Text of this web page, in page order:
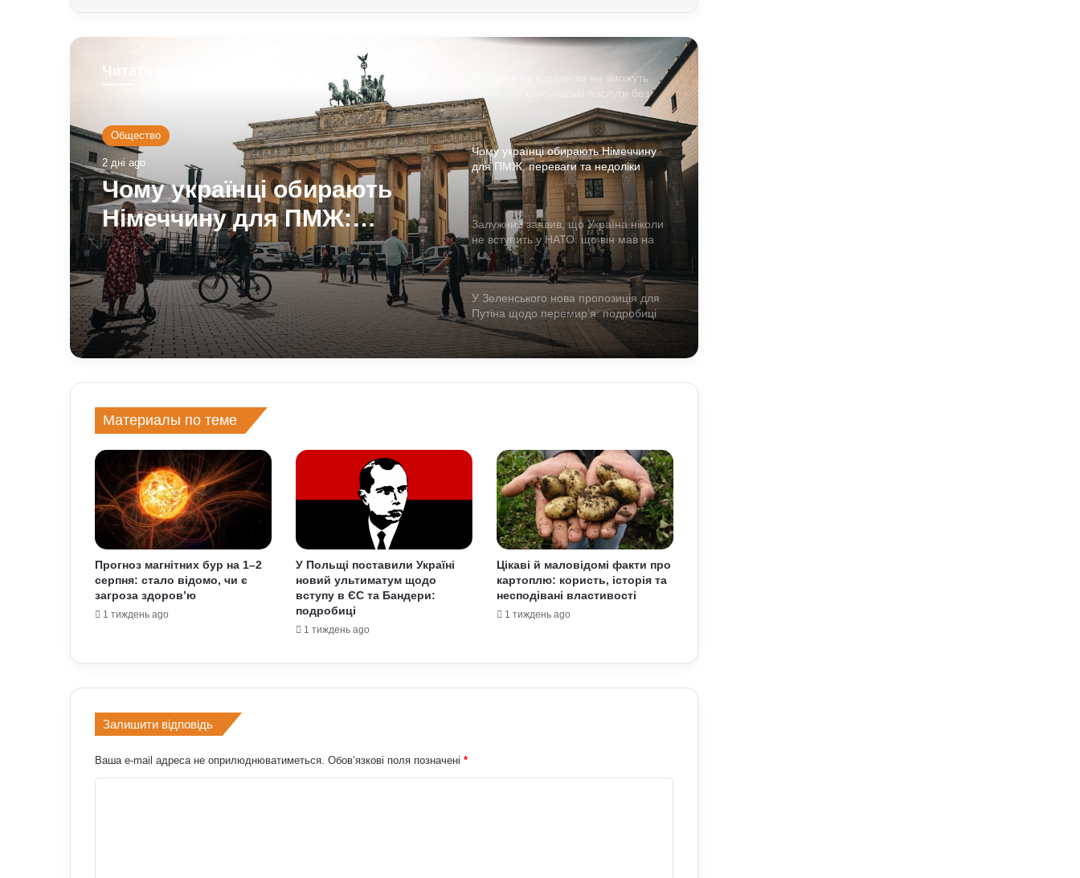
Читать следующую
Общество
2 дні ago
Чому українці обирають
Німеччину для ПМЖ:
переваги та недоліки країни
Чоловіки за кордоном не зможуть
отримати консульські послуги без
військово-облікових документів
Чому українці обирають Німеччину
для ПМЖ: переваги та недоліки
країни
Залужний заявив, що Україна ніколи
не вступить у НАТО: що він мав на
увазі
У Зеленського нова пропозиція для
Путіна щодо перемир’я: подробиці
відрізняється: політологи про
чому випадків агресії стає більше та
що про це говорять експерти
Білорусь формує десантно-штурмову
бригаду біля кордону з Україною: що
доповів Ільюкевич
Про що застерігали античні політики
та філософи людей XXI століття:
уроки для нашого покоління
Як виникла історія армрестлінгу:
Материалы по теме
Прогноз магнітних бур на 1–2
серпня: стало відомо, чи є
загроза здоров’ю
1 тиждень ago
У Польщі поставили Україні
новий ультиматум щодо
вступу в ЄС та Бандери:
подробиці
1 тиждень ago
Цікаві й маловідомі факти про
картоплю: користь, історія та
несподівані властивості
1 тиждень ago
Залишити відповідь
Ваша e-mail адреса не оприлюднюватиметься. Обов’язкові поля позначені *